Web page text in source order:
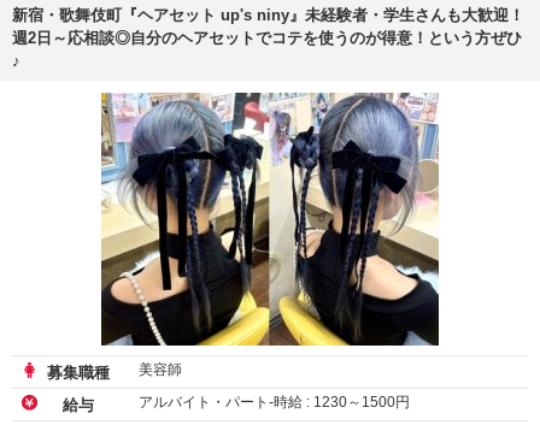
新宿・歌舞伎町『ヘアセット up's niny』未経験者・学生さんも大歓迎！
週2日～応相談◎自分のヘアセットでコテを使うのが得意！という方ぜひ
♪
募集職種 美容師
給与 アルバイト・パート-時給 : 1230～ 1500円